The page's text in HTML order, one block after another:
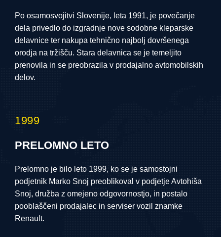
Po osamosvojitvi Slovenije, leta 1991, je povečanje
dela privedlo do izgradnje nove sodobne kleparske
delavnice ter nakupa tehnično najbolj dovršenega
orodja na tržišču. Stara delavnica se je temeljito
prenovila in se preobrazila v prodajalno avtomobilskih
delov.
1999
PRELOMNO LETO
Prelomno je bilo leto 1999, ko se je samostojni
podjetnik Marko Snoj preoblikoval v podjetje Avtohiša
Snoj, družba z omejeno odgovornostjo, in postalo
pooblaščeni prodajalec in serviser vozil znamke
Renault.